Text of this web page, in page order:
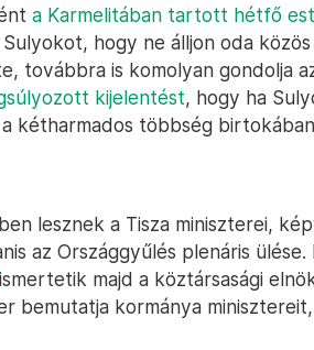
a Karmelitában tartott hétfő
hogy ne álljon oda
továbbra is komolyan gondolja
kijelentést, hogy ha
kétharmados többség
lesznek a Tisza miniszterei,
az Országgyűlés plenáris
ismertetik majd a köztársasági
bemutatja kormánya